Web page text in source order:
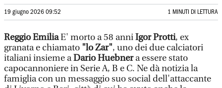
19 giugno 2026 09:52 1 MINUTI DI LETTURA
Reggio EmiliaE' morto a 58 anniIgor Protti, ex
granata e chiamato "lo Zar", uno dei due calciatori
italiani insieme aDario Huebnera essere stato
capocannoniere in Serie A, B e C. Ne dà notizia la
famiglia con un messaggio suo social dell'attaccante